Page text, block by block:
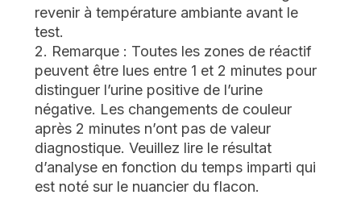
revenir à température ambiante avant le
test.
2. Remarque : Toutes les zones de réactif
peuvent être lues entre 1 et 2 minutes pour
distinguer l’urine positive de l’urine
négative. Les changements de couleur
après 2 minutes n’ont pas de valeur
diagnostique. Veuillez lire le résultat
d’analyse en fonction du temps imparti qui
est noté sur le nuancier du flacon.